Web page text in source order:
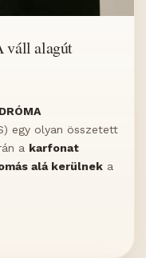
váll alagút
egy olyan összetett
a karfonat
alá kerülnek a